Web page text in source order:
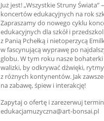
Już jest! „Wszystkie Struny
koncertów edukacyjnych na rok
Zapraszamy do nowego cyklu
edukacyjnych dla szkół i
z Panią Pchełką i nietoperzycą
w fascynującą wyprawę po
globu. W tym roku nasze
walizki, by odkrywać dźwięki,
z różnych kontynentów. Jak
na zabawę, śpiew i interakcję!
Zapytaj o ofertę i zarezerwuj
edukacjamuzyczna@art-bonsai.pl